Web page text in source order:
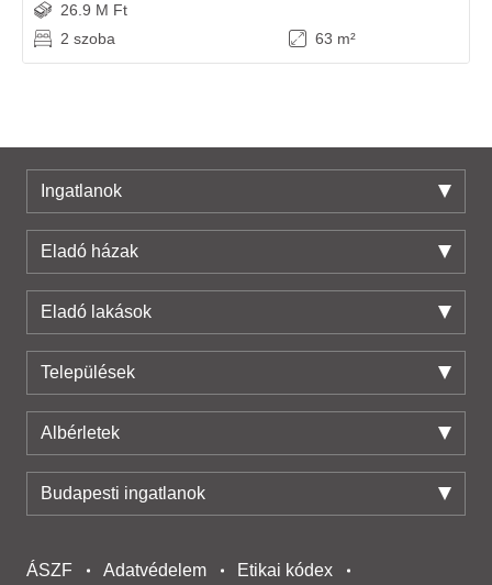
26.9 M Ft
2 szoba
63 m²
Ingatlanok
Eladó házak
Eladó lakások
Települések
Albérletek
Budapesti ingatlanok
ÁSZF Adatvédelem Etikai kódex